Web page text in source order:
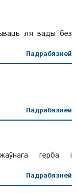
ля вады без
Падрабязней
Падрабязней
герба і
Падрабязней